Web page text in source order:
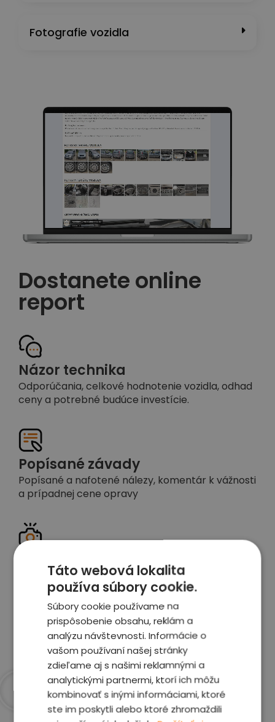
Fotografie vozidla
Dostanete online
report
Názor technika
Odporúčania, celkové hodnotenie vozidla, odhad
ceny a potrebné budúce investície.
Popísané závady
Popísané a nafotené nálezy, komentár k vážnosti
a prípadnej cene opravy
Celé auto z exteriéru aj interiéru nafotíme
vrátane závad a poškodení
Zobraziť report
Táto webová lokalita
používa súbory cookie.
Súbory cookie používame na
prispôsobenie obsahu, reklám a
analýzu návštevnosti. Informácie o
vašom používaní našej stránky
zdieľame aj s našimi reklamnými a
analytickými partnermi, ktorí ich môžu
kombinovať s inými informáciami, ktoré
ste im poskytli alebo ktoré zhromaždili